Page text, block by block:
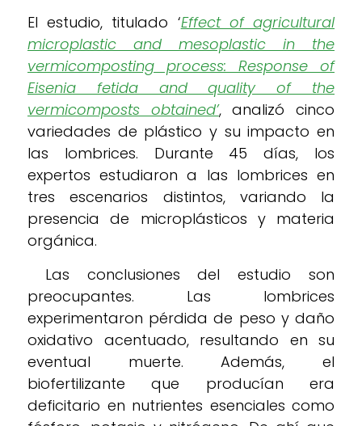
El estudio, titulado ‘Effect of agricultural
microplastic and mesoplastic in the
vermicomposting process: Response of
Eisenia fetida and quality of the
vermicomposts obtained’, analizó cinco
variedades de plástico y su impacto en
las lombrices. Durante 45 días, los
expertos estudiaron a las lombrices en
tres escenarios distintos, variando la
presencia de microplásticos y materia
orgánica.
Las conclusiones del estudio son
preocupantes. Las lombrices
experimentaron pérdida de peso y daño
oxidativo acentuado, resultando en su
eventual muerte. Además, el
biofertilizante que producían era
deficitario en nutrientes esenciales como